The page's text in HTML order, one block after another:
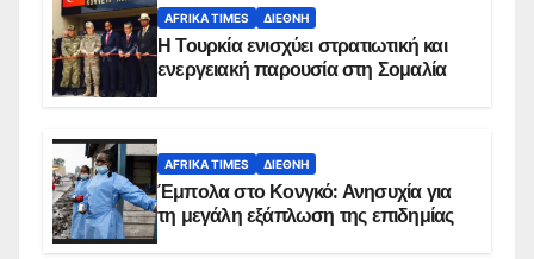
AFRIKA TIMES ΔΙΕΘΝΉ
Η Τουρκία ενισχύει στρατιωτική και
ενεργειακή παρουσία στη Σομαλία
AFRIKA TIMES ΔΙΕΘΝΉ
Έμπολα στο Κονγκό: Ανησυχία για
τη μεγάλη εξάπλωση της επιδημίας